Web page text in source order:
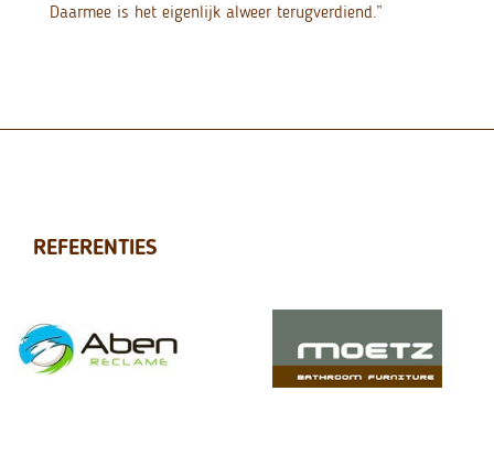
Daarmee is het eigenlijk alweer terugverdiend.”
REFERENTIES